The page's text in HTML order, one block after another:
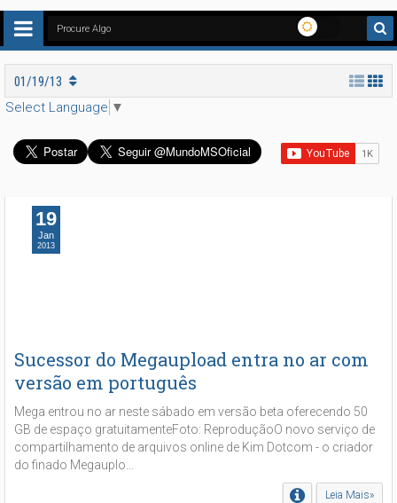
01/19/13
Select Language ▼
Sucessor do Megaupload entra no ar com
versão em português
Mega entrou no ar neste sábado em versão beta oferecendo 50
GB de espaço gratuitamenteFoto: ReproduçãoO novo serviço de
compartilhamento de arquivos online de Kim Dotcom - o criador
do finado Megauplo...
Leia Mais»
19
Jan
2013